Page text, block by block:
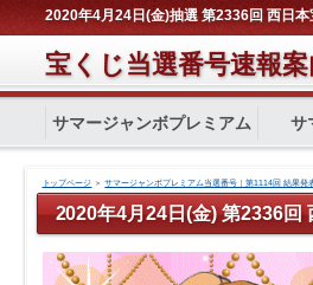
2020年4月24日(金)抽選 第2336回 西日本
宝くじ当選番号速報
サマージャンボプレミアム サ
トップページ ＞サマージャンボプレミアム当選番号｜第1114回 結果発
2020年4月24日(金) 第2336回